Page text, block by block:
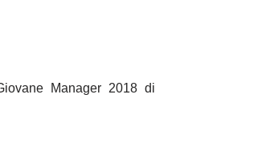
Manager 2018 di